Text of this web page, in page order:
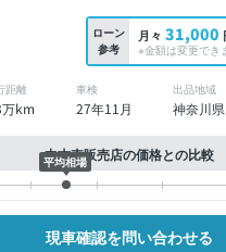
ローン
参考
月々 31,000
※金額は変更でき
距離
km
車検
27年11月
出品地域
神奈川県
中古車販売店の価格との比較
平均相場
現車確認を問い合わせる